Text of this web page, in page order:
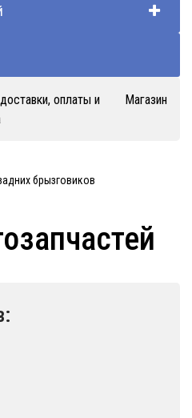
оплаты и
Магазин
брызговиков